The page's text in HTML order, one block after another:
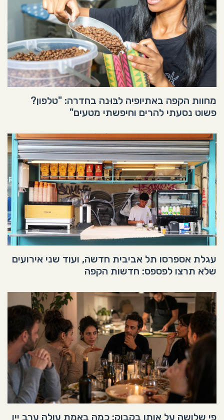
מחוות הקפה באתיופיה לבּוּנה בחדרה: "טלפון?
פשוט נסעתי להרים וחיפשתי מטעים"
עגלת אספרסו תל אביבית חדשה, ועוד שני אירועים
שלא תרצו לפספס: חדשות הקפה
פי שלושה על אותו בקבוק: כמה באמת עולה ערב יין